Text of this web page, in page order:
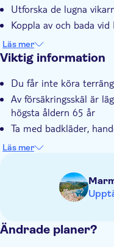
Utforska de lugna
Koppla av och bada
Kunnig lokalguide med
Läs mer
Viktig information
Du får inte köra
Av försäkringsskäl är
högsta åldern 65 år
Ta med badkläder,
Observera att det
Det är lätt att bli
ta inte på dig dina
väska för värdesaker.
Läs mer
Ändrade planer?